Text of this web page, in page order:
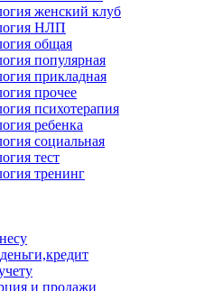
женский клуб
НЛП
общая
популярная
прикладная
прочее
психотерапия
ребенка
социальная
тест
тренинг
и продажи